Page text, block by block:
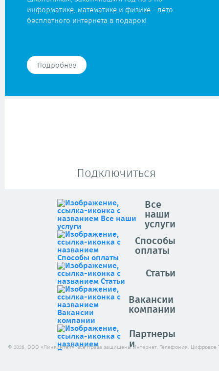
информатике, математике и физике - лето
бесплатного интернета в подарок!
Подробнее
Подключиться
Все
наши
услуги
Способы
оплаты
Статьи
Вакансии
компании
Партнеры
и
© 2026, ООО «Линкинтел», все права защищены Интернет. Телефония. Цифровое